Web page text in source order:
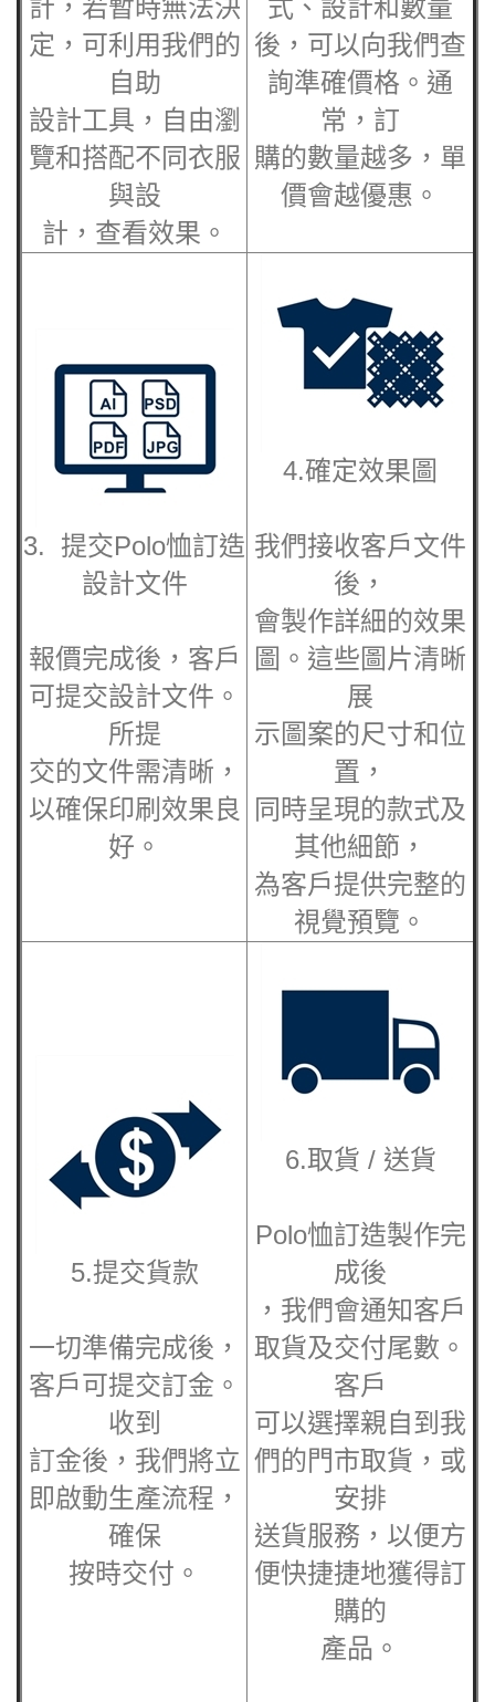
計，若暫時無法決
定，可利用我們的
自助
設計工具，自由瀏
覽和搭配不同衣服
與設
計，查看效果。
式、設計和數量
後，可以向我們查
詢準確價格。通
常，訂
購的數量越多，單
價會越優惠。
3. 提交Polo恤訂造
設計文件
報價完成後，客戶
可提交設計文件。
所提
交的文件需清晰，
以確保印刷效果良
好。
4.確定效果圖
我們接收客戶文件
後，
會製作詳細的效果
圖。這些圖片清晰
展
示圖案的尺寸和位
置，
同時呈現的款式及
其他細節，
為客戶提供完整的
視覺預覽。
5.提交貨款
一切準備完成後，
客戶可提交訂金。
收到
訂金後，我們將立
即啟動生產流程，
確保
按時交付。
6.取貨 / 送貨
Polo恤訂造製作完
成後
，我們會通知客戶
取貨及交付尾數。
客戶
可以選擇親自到我
們的門市取貨，或
安排
送貨服務，以便方
便快捷捷地獲得訂
購的
產品。